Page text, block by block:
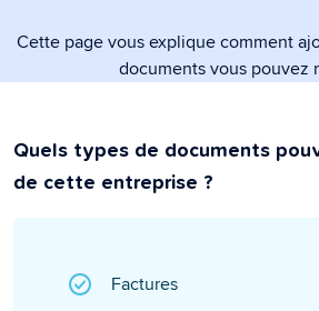
Cette page vous explique comment
documents vous pouvez
Quels types de documents
de cette entreprise ?
Factures